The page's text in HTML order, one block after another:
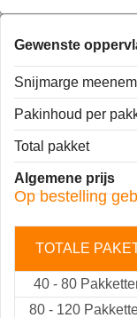
Gewenste
Snijmarge
Pakinhoud per
Total pakket
Algemene prijs
Op bestelling
TOTALE
40 - 80
80 - 120